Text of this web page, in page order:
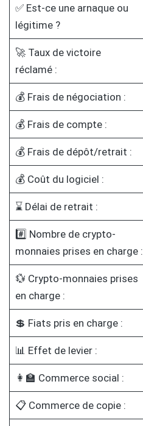
✅ Est-ce une arnaque ou
légitime ?
🚀 Taux de victoire
réclamé :
💰 Frais de négociation :
💰 Frais de compte :
💰 Frais de dépôt/retrait :
💰 Coût du logiciel :
⌛ Délai de retrait :
#️⃣ Nombre de crypto-
monnaies prises en charge :
💱 Crypto-monnaies prises
en charge :
💲 Fiats pris en charge :
📊 Effet de levier :
👩‍🏫 Commerce social :
📋 Commerce de copie :